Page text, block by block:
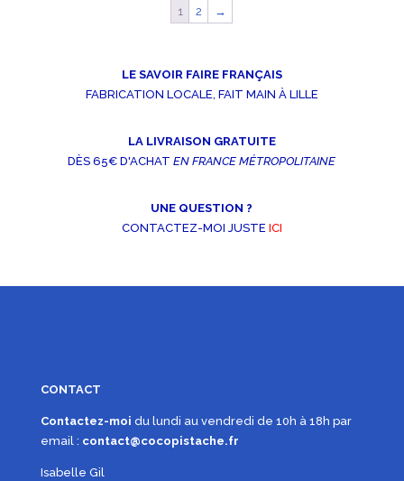
1 2 →
LE SAVOIR FAIRE FRANÇAIS
FABRICATION LOCALE, FAIT MAIN À LILLE
LA LIVRAISON GRATUITE
DÈS 65€ D'ACHATEN FRANCE MÉTROPOLITAINE
UNE QUESTION ?
CONTACTEZ-MOI JUSTE ICI
CONTACT
Contactez-moi du lundi au vendredi de 10h à 18h par
email : contact@cocopistache.fr
Isabelle Gil